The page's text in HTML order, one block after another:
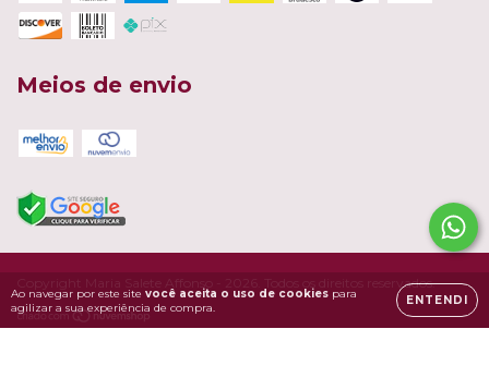
Ao navegar por este site você aceita o uso de cookies para
agilizar a sua experiência de compra.
ENTENDI
Meios de envio
Copyright Maria Salete Affonso - 2026. Todos os direitos reservados.